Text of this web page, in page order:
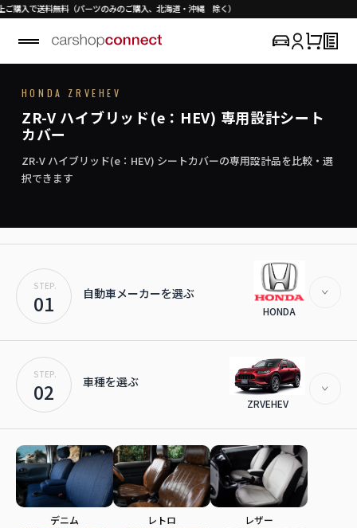
（パーツのみのご購入、北海道・沖縄 除く）
H
O
N
D
A
/
Z
R
-
V
e
:
H
E
V
SEAT COVER COLLECTION
ZR-V e:HEV
専用シートカバー
エコに走る、スマートなシートカバー。
初めての方はこちら
HONDA ZRVEHEV
ZR-V ハイブリッド(e：HEV) 専用設計シート
カバー
ZR-V ハイブリッド(e：HEV) シートカバーの専用設計品を比較・選
択できます
STEP.
01 自動車メーカーを選ぶ
HONDA
STEP.
02 車種を選ぶ
ZRVEHEV
デニム レトロ レザー